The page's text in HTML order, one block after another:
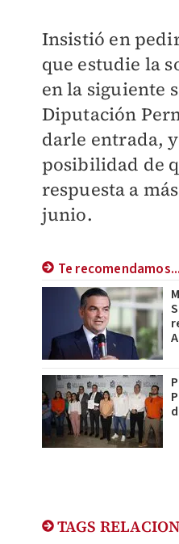
Insistió en
que estudie la
en la siguiente
Diputación
darle entrada,
posibilidad de
respuesta a
junio.
Te recomendamos...
TAGS